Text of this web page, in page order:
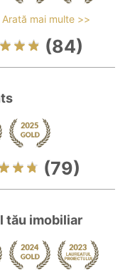
Arată mai multe >>
(84)
(79)
tău imobiliar